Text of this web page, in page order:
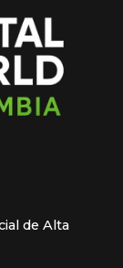
de Alta